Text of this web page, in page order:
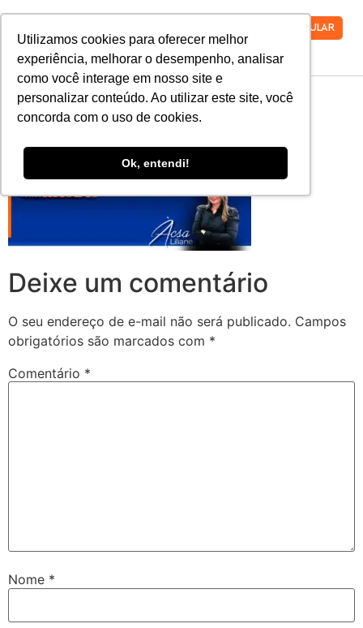
Utilizamos cookies para oferecer melhor
experiência, melhorar o desempenho, analisar
como você interage em nosso site e
personalizar conteúdo. Ao utilizar este site, você
concorda com o uso de cookies.
Ok, entendi!
VESTIBULAR
Barrasite-team-
docentes-Acsa2
Deixe um comentário
O seu endereço de e-mail não será publicado. Campos
obrigatórios são marcados com *
Comentário *
Nome *